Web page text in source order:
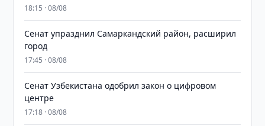
18:15 · 08/08
Сенат упразднил Самаркандский район, расширил
город
17:45 · 08/08
Сенат Узбекистана одобрил закон о цифровом
центре
17:18 · 08/08